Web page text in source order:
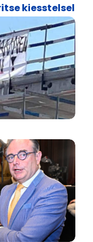
kiesstelsel